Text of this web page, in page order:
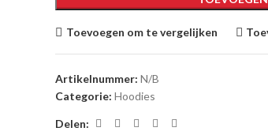
Toevoegen om te vergelijken
Artikelnummer: N/B
Categorie: Hoodies
Delen: